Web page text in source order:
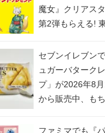
で異なるデザイ
象商品
魔女』クリアス
第2弾もらえる!
ペーンが2026年
日スタート。浴衣
ぬき・キツネ姿
ッタ / ミオリネ /
号・5号) / シャデ
セブンイレブン
ュガーバターク
プ」が2026年8
から販売中、も
シュガー＆バタ
ファミマでも『